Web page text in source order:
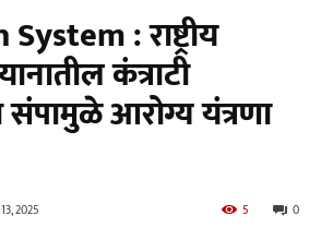
: राष्ट्रीय
कंत्राटी
संपामुळे आरोग्य यंत्रणा
2025 0
5